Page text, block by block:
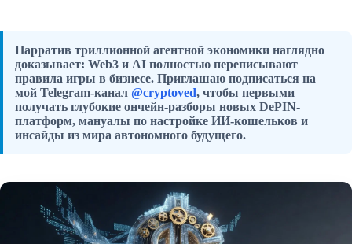
Нарратив триллионной агентной экономики наглядно
доказывает: Web3 и AI полностью переписывают
правила игры в бизнесе. Приглашаю подписаться на
мой Telegram-канал @cryptoved, чтобы первыми
получать глубокие ончейн-разборы новых DePIN-
платформ, мануалы по настройке ИИ-кошельков и
инсайды из мира автономного будущего.